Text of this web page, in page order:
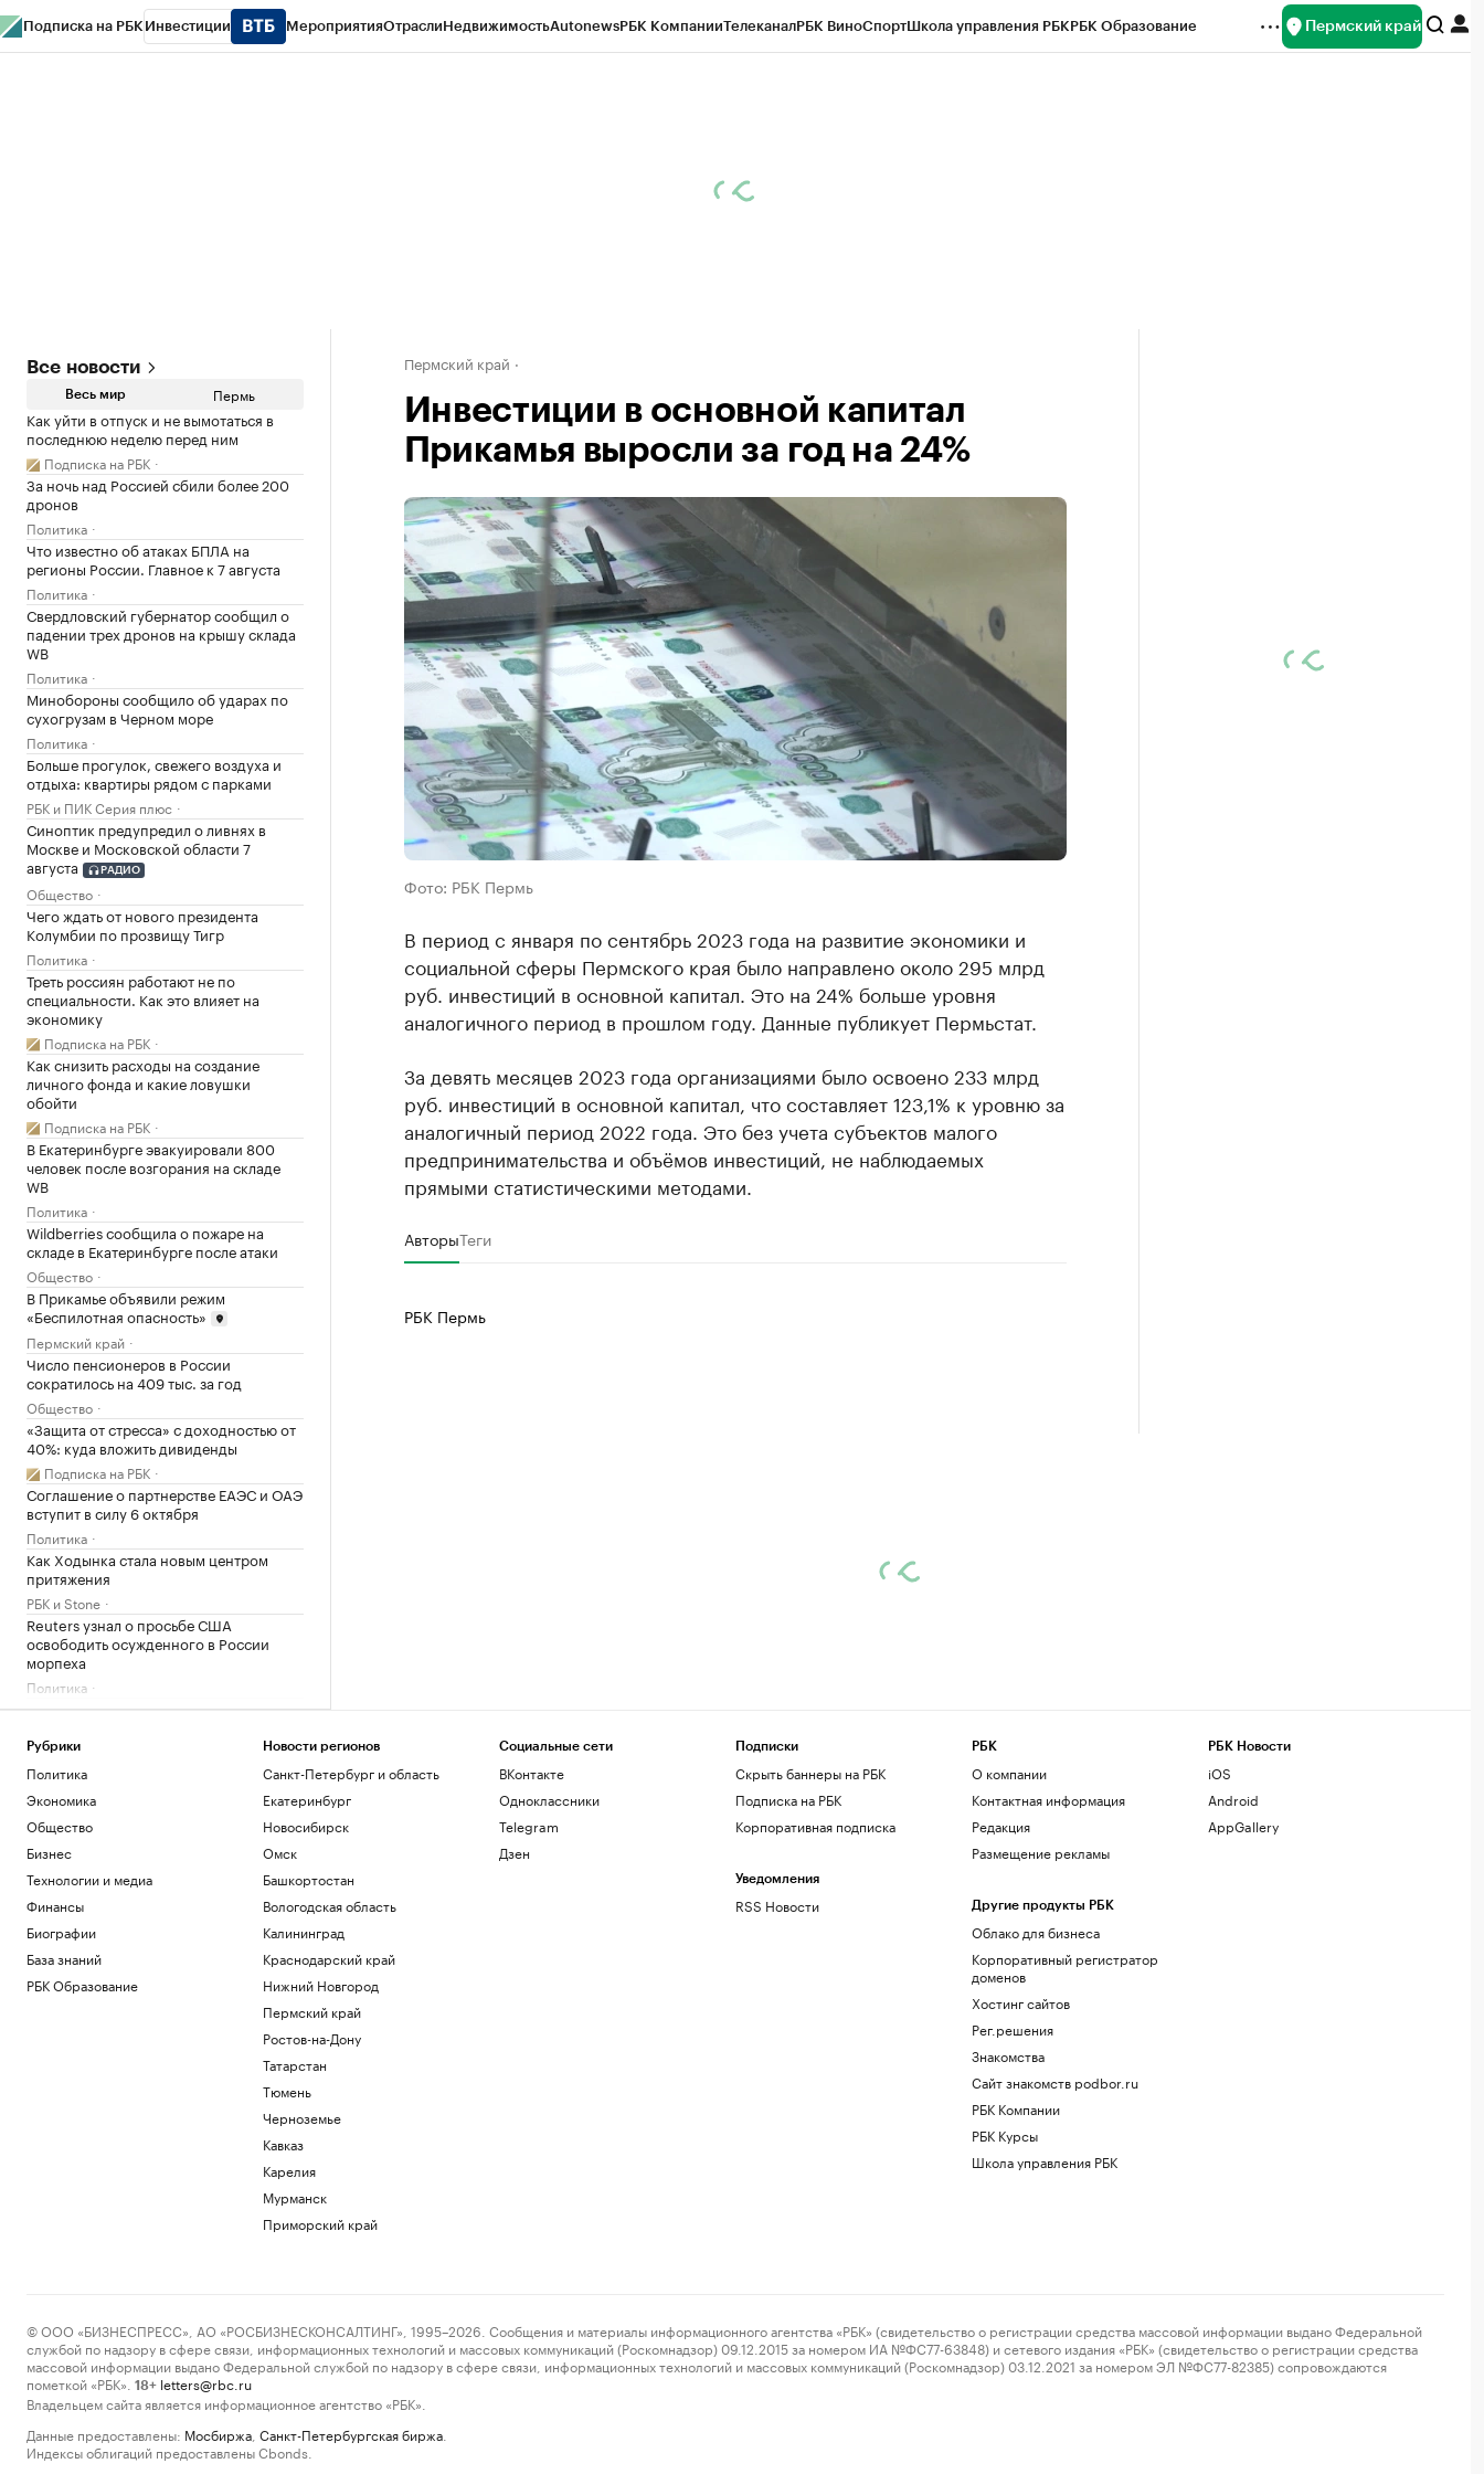
Подписка на РБК Инвестиции МероприятияОтраслиНедвижимостьAutonewsРБК КомпанииТелеканалРБК ВиноСпортШкола управления РБКРБК Образование Пермский край
Все новости
Весь мир Пермь
Как уйти в отпуск и не вымотаться в
последнюю неделю перед ним
Подписка на РБК
За ночь над Россией сбили более 200
дронов
Политика
Что известно об атаках БПЛА на
регионы России. Главное к 7 августа
Политика
Свердловский губернатор сообщил о
падении трех дронов на крышу склада
WB
Политика
Минобороны сообщило об ударах по
сухогрузам в Черном море
Политика
Больше прогулок, свежего воздуха и
отдыха: квартиры рядом с парками
РБК и ПИК Серия плюс
Синоптик предупредил о ливнях в
Москве и Московской области 7
августа
РАДИО
Общество
Чего ждать от нового президента
Колумбии по прозвищу Тигр
Политика
Треть россиян работают не по
специальности. Как это влияет на
экономику
Подписка на РБК
Как снизить расходы на создание
личного фонда и какие ловушки
обойти
Подписка на РБК
В Екатеринбурге эвакуировали 800
человек после возгорания на складе
WB
Политика
Wildberries сообщила о пожаре на
складе в Екатеринбурге после атаки
Общество
В Прикамье объявили режим
«Беспилотная опасность»
Пермский край
Число пенсионеров в России
сократилось на 409 тыс. за год
Общество
«Защита от стресса» с доходностью от
40%: куда вложить дивиденды
Подписка на РБК
Соглашение о партнерстве ЕАЭС и ОАЭ
вступит в силу 6 октября
Политика
Как Ходынка стала новым центром
притяжения
РБК и Stone
Reuters узнал о просьбе США
освободить осужденного в России
морпеха
Политика
Премьера «Одиссеи» увеличила спрос
Общество
Назван топ-30 самых востребованных
бизнес-книг июля
Бизнес
Пермский край
Инвестиции в основной капитал
Прикамья выросли за год на 24%
Фото: РБК Пермь
В период с января по сентябрь 2023 года на развитие экономики и
социальной сферы Пермского края было направлено около 295 млрд
руб. инвестиций в основной капитал. Это на 24% больше уровня
аналогичного период в прошлом году. Данные публикует Пермьстат.
За девять месяцев 2023 года организациями было освоено 233 млрд
руб. инвестиций в основной капитал, что составляет 123,1% к уровню за
аналогичный период 2022 года. Это без учета субъектов малого
предпринимательства и объёмов инвестиций, не наблюдаемых
прямыми статистическими методами.
АвторыТеги
РБК Пермь
Рубрики
Политика
Экономика
Общество
Бизнес
Технологии и медиа
Финансы
Биографии
База знаний
РБК Образование
Новости регионов
Санкт-Петербург и область
Екатеринбург
Новосибирск
Омск
Башкортостан
Вологодская область
Калининград
Краснодарский край
Нижний Новгород
Пермский край
Ростов-на-Дону
Татарстан
Тюмень
Черноземье
Кавказ
Карелия
Мурманск
Приморский край
Социальные сети
ВКонтакте
Одноклассники
Telegram
Дзен
Подписки
Скрыть баннеры на РБК
Подписка на РБК
Корпоративная подписка
Уведомления
RSS Новости
РБК
О компании
Контактная информация
Редакция
Размещение рекламы
Другие продукты РБК
Облако для бизнеса
Корпоративный регистратор
доменов
Хостинг сайтов
Рег.решения
Знакомства
Сайт знакомств podbor.ru
РБК Компании
РБК Курсы
Школа управления РБК
РБК Новости
iOS
Android
AppGallery
© ООО «БИЗНЕСПРЕСС», АО «РОСБИЗНЕСКОНСАЛТИНГ», 1995–2026. Сообщения и материалы информационного агентства «РБК» (свидетельство о регистрации средства массовой информации выдано Федеральной
службой по надзору в сфере связи, информационных технологий и массовых коммуникаций (Роскомнадзор) 09.12.2015 за номером ИА №ФС77-63848) и сетевого издания «РБК» (свидетельство о регистрации средства
массовой информации выдано Федеральной службой по надзору в сфере связи, информационных технологий и массовых коммуникаций (Роскомнадзор) 03.12.2021 за номером ЭЛ №ФС77-82385) сопровождаются
пометкой «РБК».
18+ letters@rbc.ru
Владельцем сайта является информационное агентство «РБК».
Данные предоставлены: Мосбиржа Санкт-Петербургская биржа
Индексы облигаций предоставлены Cbonds.